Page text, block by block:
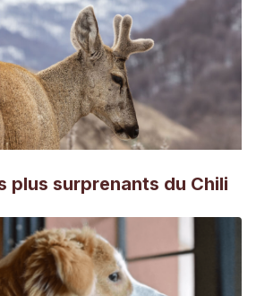
plus surprenants du Chili